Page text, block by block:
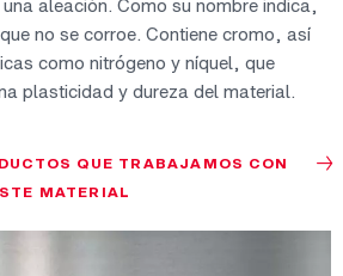
no se corroe. Contiene cromo, así
como nitrógeno y níquel, que
plasticidad y dureza del material.
QUE TRABAJAMOS CON
MATERIAL